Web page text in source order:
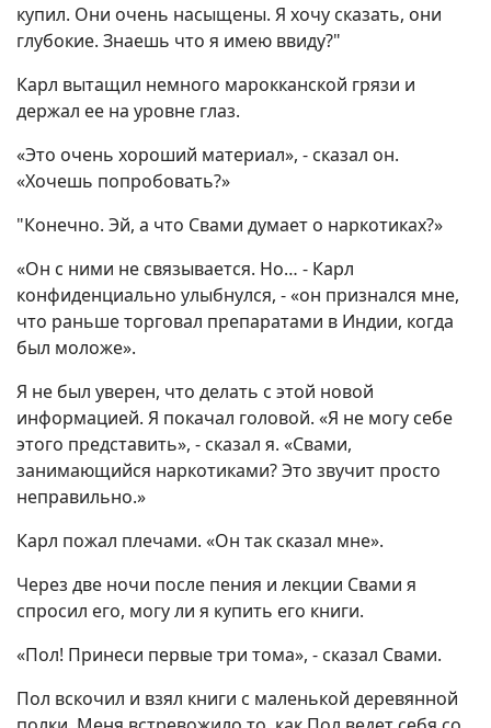
купил. Они очень насыщены. Я хочу сказать, они
глубокие. Знаешь что я имею ввиду?"
Карл вытащил немного марокканской грязи и
держал ее на уровне глаз.
«Это очень хороший материал», - сказал он.
«Хочешь попробовать?»
"Конечно. Эй, а что Свами думает о наркотиках?»
«Он с ними не связывается. Но… - Карл
конфиденциально улыбнулся, - «он признался мне,
что раньше торговал препаратами в Индии, когда
был моложе».
Я не был уверен, что делать с этой новой
информацией. Я покачал головой. «Я не могу себе
этого представить», - сказал я. «Свами,
занимающийся наркотиками? Это звучит просто
неправильно.»
Карл пожал плечами. «Он так сказал мне».
Через две ночи после пения и лекции Свами я
спросил его, могу ли я купить его книги.
«Пол! Принеси первые три тома», - сказал Свами.
Пол вскочил и взял книги с маленькой деревянной